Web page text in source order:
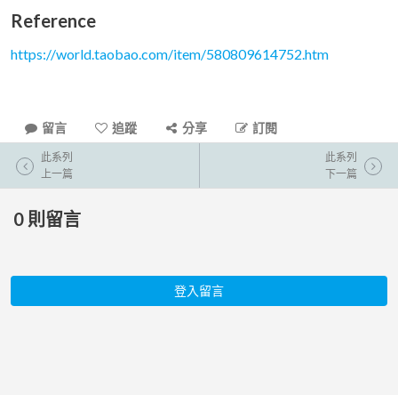
Reference
https://world.taobao.com/item/580809614752.htm
留言 追蹤 分享 訂閱
此系列
上一篇
此系列
下一篇
0 則留言
登入留言